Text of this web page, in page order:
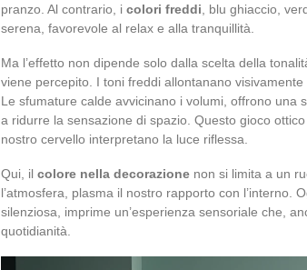
pranzo. Al contrario, i colori freddi , blu ghiaccio,
serena, favorevole al relax e alla tranquillità.
Ma l’effetto non dipende solo dalla scelta della
viene percepito. I toni freddi allontanano
Le sfumature calde avvicinano i volumi, offrono una
a ridurre la sensazione di spazio. Questo gioco
nostro cervello interpretano la luce riflessa.
Qui, il colore nella decorazione non si limita a un
l’atmosfera, plasma il nostro rapporto con l’interno.
silenziosa, imprime un’esperienza sensoriale che,
quotidianità.